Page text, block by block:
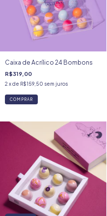
Caixa de Acrílico 24 Bombons
R$319,00
2 x de R$159,50 sem juros
COMPRAR